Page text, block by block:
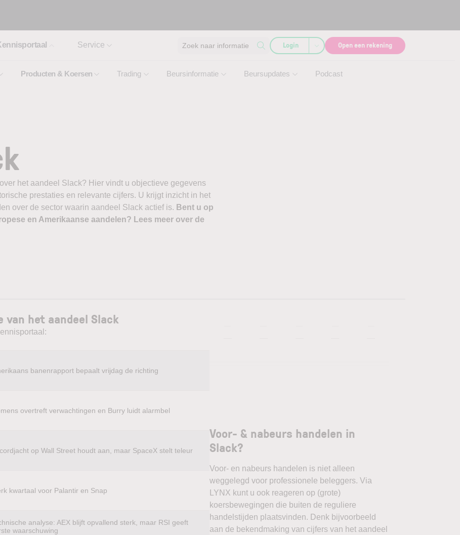
Producten & Koersen Trading Beursinformatie Beursupdates Podcast
Service Zoek naar informatie Login Open een rekening
het aandeel Slack? Hier vindt u objectieve gegevens
prestaties en relevante cijfers. U krijgt inzicht in het
over de sector waarin aandeel Slack actief is. Bent u op
en Amerikaanse aandelen? Lees meer over de
van het aandeel Slack
banenrapport bepaalt vrijdag de richting
overtreft verwachtingen en Burry luidt alarmbel
op Wall Street houdt aan, maar SpaceX stelt teleur
kwartaal voor Palantir en Snap
analyse: AEX blijft opvallend sterk, maar RSI geeft
waarschuwing
Voor- & nabeurs handelen in
Slack?
Voor- en nabeurs handelen is niet alleen
weggelegd voor professionele beleggers. Via
LYNX kunt u ook reageren op (grote)
koersbewegingen die buiten de reguliere
handelstijden plaatsvinden. Denk bijvoorbeeld
aan de bekendmaking van cijfers van het aandeel